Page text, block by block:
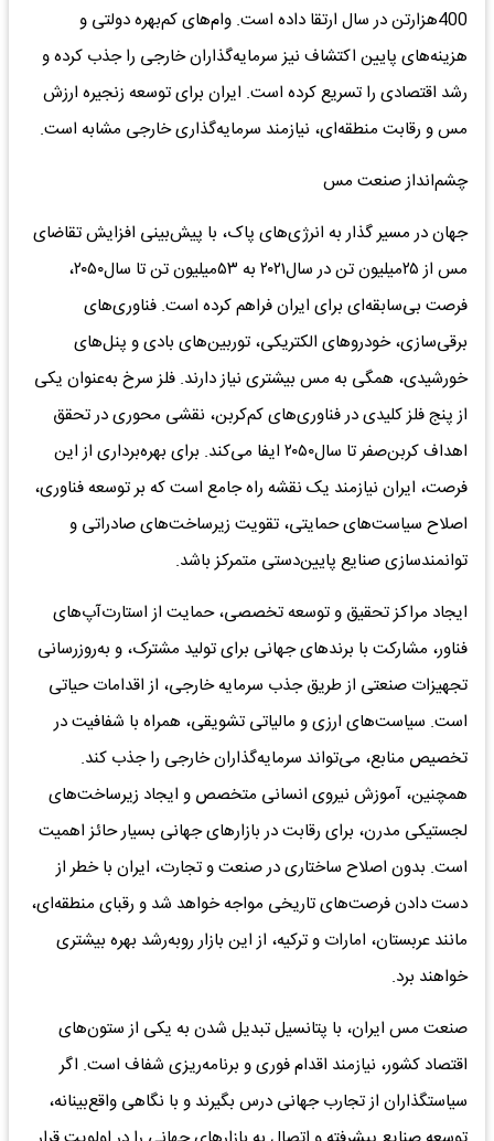
400هزارتن در سال ارتقا داده است. وام‌های کم‌بهره دولتی و
هزینه‌های پایین اکتشاف نیز سرمایه‌گذاران خارجی را جذب کرده و
رشد اقتصادی را تسریع کرده است. ایران برای توسعه زنجیره ارزش
مس و رقابت منطقه‌ای، نیازمند سرمایه‌گذاری خارجی مشابه است.
چشم‌انداز صنعت مس
جهان در مسیر گذار به انرژی‌های پاک، با پیش‌بینی افزایش تقاضای
مس از ۲۵میلیون تن در سال۲۰۲۱ به ۵۳میلیون تن تا سال۲۰۵۰،
فرصت بی‌سابقه‌ای برای ایران فراهم کرده است. فناوری‌های
برقی‌سازی، خودروهای الکتریکی، توربین‌های بادی و پنل‌های
خورشیدی، همگی به مس بیشتری نیاز دارند. فلز سرخ به‌عنوان یکی
از پنج فلز کلیدی در فناوری‌های کم‌کربن، نقشی محوری در تحقق
اهداف کربن‌صفر تا سال۲۰۵۰ ایفا می‌کند. برای بهره‌برداری از این
فرصت، ایران نیازمند یک نقشه راه جامع است که بر توسعه فناوری،
اصلاح سیاست‌های حمایتی، تقویت زیرساخت‌های صادراتی و
توانمندسازی صنایع پایین‌دستی متمرکز باشد.
ایجاد مراکز تحقیق و توسعه تخصصی، حمایت از استارت‌آپ‌های
فناور، مشارکت با برندهای جهانی برای تولید مشترک، و به‌روزرسانی
تجهیزات صنعتی از طریق جذب سرمایه خارجی، از اقدامات حیاتی
است. سیاست‌های ارزی و مالیاتی تشویقی، همراه با شفافیت در
تخصیص منابع، می‌تواند سرمایه‌گذاران خارجی را جذب کند.
همچنین، آموزش نیروی انسانی متخصص و ایجاد زیرساخت‌های
لجستیکی مدرن، برای رقابت در بازارهای جهانی بسیار حائز اهمیت
است. بدون اصلاح ساختاری در صنعت و تجارت، ایران با خطر از
دست دادن فرصت‌های تاریخی مواجه خواهد شد و رقبای منطقه‌ای،
مانند عربستان، امارات و ترکیه، از این بازار روبه‌رشد بهره بیشتری
خواهند برد.
صنعت مس ایران، با پتانسیل تبدیل شدن به یکی از ستون‌های
اقتصاد کشور، نیازمند اقدام فوری و برنامه‌ریزی شفاف است. اگر
سیاستگذاران از تجارب جهانی درس بگیرند و با نگاهی واقع‌بینانه،